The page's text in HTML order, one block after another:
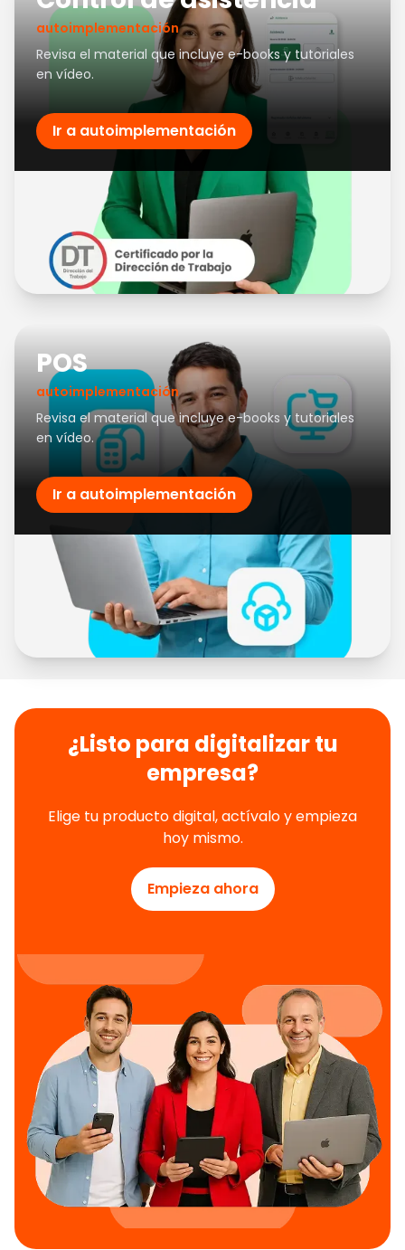
autoimplementación
Revisa el material que incluye e-books y tutoriales
en vídeo.
Ir a autoimplementación
POS
autoimplementación
Revisa el material que incluye e-books y tutoriales
en vídeo.
Ir a autoimplementación
¿Listo para digitalizar tu
empresa?
Elige tu producto digital, actívalo y empieza
hoy mismo.
Empieza ahora